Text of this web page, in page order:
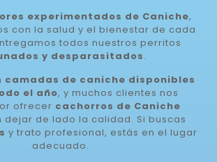
experimentados de Caniche,
con la salud y el bienestar de cada
todos nuestros perritos
y desparasitados.
camadas de caniche disponibles
el año, y muchos clientes nos
ofrecer cachorros de Caniche
dejar de lado la calidad. Si buscas
y trato profesional, estás en el lugar
adecuado.